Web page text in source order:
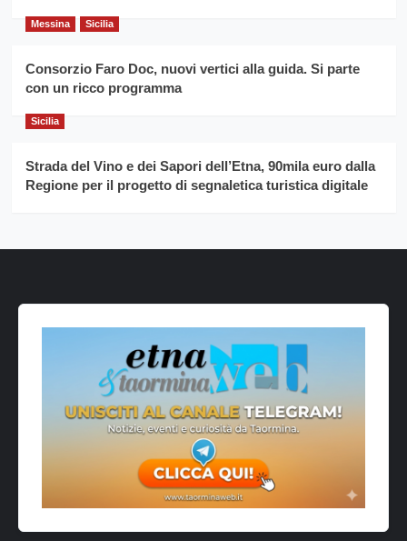
Messina Sicilia
Consorzio Faro Doc, nuovi vertici alla guida. Si parte
con un ricco programma
Sicilia
Strada del Vino e dei Sapori dell’Etna, 90mila euro dalla
Regione per il progetto di segnaletica turistica digitale